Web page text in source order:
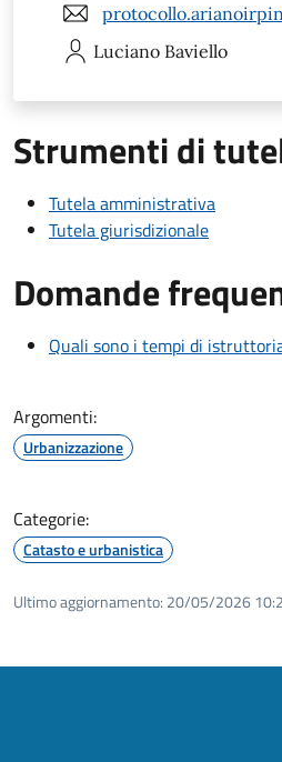
Luciano Baviello
Strumenti di
Tutela amministrativa
Tutela giurisdizionale
Domande
Quali sono i tempi di
Argomenti:
Urbanizzazione
Categorie:
Catasto e urbanistica
Ultimo aggiornamento: 20/05/2026